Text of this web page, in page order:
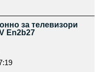
за телевизори
En2b27